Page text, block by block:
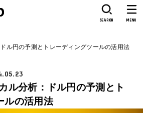
SEARCH MENU
ル円の予測とトレーディングツールの活用法
ル分析：ドル円の予測とト
ルの活用法